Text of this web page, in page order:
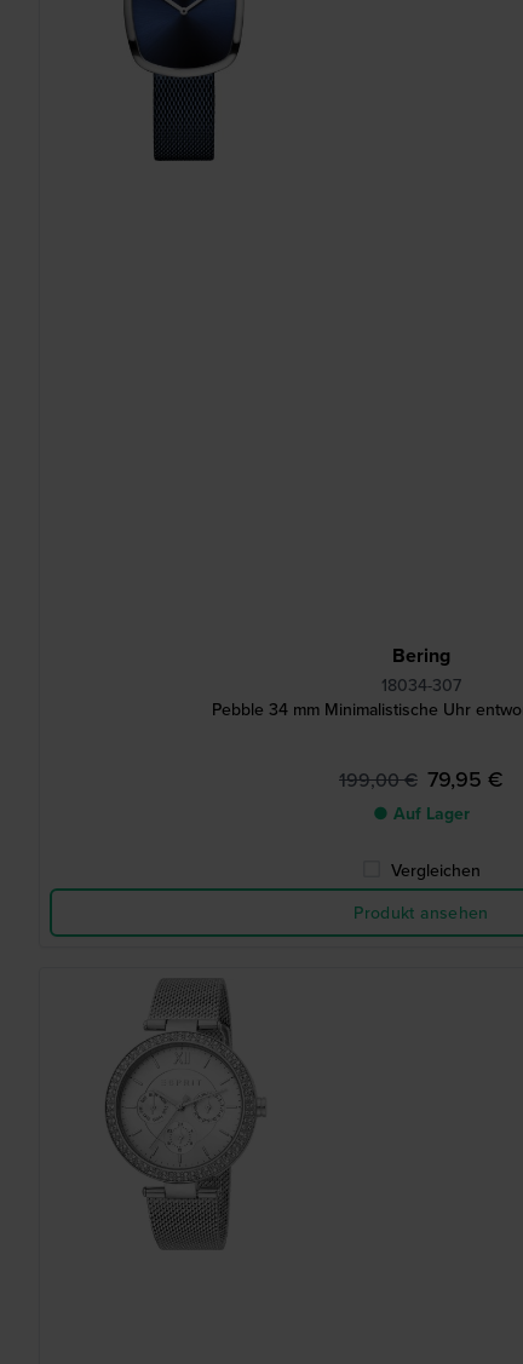
Bering
18034-307
Pebble 34 mm Minimalistische Uhr
199,00 € 79,95 €
● Auf Lager
Vergleichen
Produkt ansehen